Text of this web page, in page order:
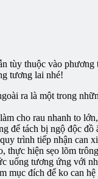
thuộc vào
tương lai nhé!
ra là một trong
cho rau nhanh to
để tách bị ngộ độc đồ
trình tiếp nhận can
thực hiện sẹo lõm
uống tương ứng với
mục đích để ko can